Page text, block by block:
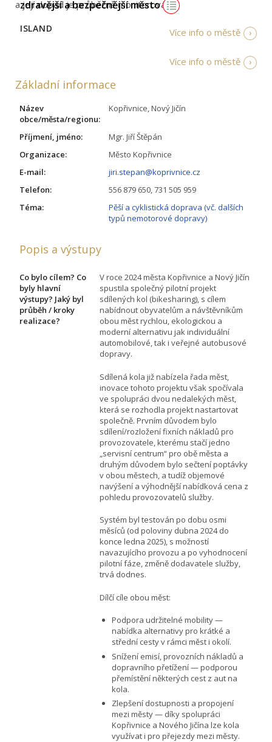
zdravější a bezpečnější město
ISLAND
a její dopad je průběžně monitorován.
Více info o městě
Více info o městě
Základní informace
Název
obce/města/regionu:
Kopřivnice, Nový Jičín
Příjmení, jméno:
Mgr. Jiří Štěpán
Organizace:
Město Kopřivnice
E-mail:
jiri.stepan@koprivnice.cz
Telefon:
556 879 650, 731 505 959
Téma:
Pěší a cyklistická doprava (vč. dalších
typů nemotorové dopravy)
Popis a výstupy
Co bylo cílem? Co
byly hlavní
výstupy? Jaký byl
průběh / kroky
realizace?
V roce 2024 města Kopřivnice a Nový Jičín
spustila společný pilotní projekt
sdílených kol (bikesharing), s cílem
nabídnout obyvatelům a návštěvníkům
obou měst rychlou, ekologickou a
moderní alternativu jak individuální
automobilové, tak i veřejné autobusové
dopravy.
Sdílená kola již nabízela řada měst,
inovace tohoto projektu však spočívala
ve spolupráci dvou nedalekých měst,
která se rozhodla projekt nastartovat
společně. Prvním důvodem bylo
sdílení/rozložení fixních nákladů pro
provozovatele, kterému stačí jedno
„servisní centrum“ pro obě města a
druhým důvodem bylo sečtení poptávky
v obou městech, a tudíž objemové
navýšení a výhodnější nabídková cena z
pohledu provozovatelů služby.
Systém byl testován po dobu osmi
měsíců (od poloviny dubna 2024 do
konce ledna 2025), s možností
navazujícího provozu a po vyhodnocení
pilotní fáze, změně dodavatele služby,
trvá dodnes.
Dílčí cíle obou měst:
Podpora udržitelné mobility —
nabídka alternativy pro krátké a
střední cesty v rámci měst i okolí.
Snížení emisí, provozních nákladů a
dopravního přetížení — podporou
přemístění některých cest z aut na
kola.
Zlepšení dostupnosti a propojení
mezi městy — díky spolupráci
Kopřivnice a Nového Jičína lze kola
využívat i pro přejezdy mezi městy.